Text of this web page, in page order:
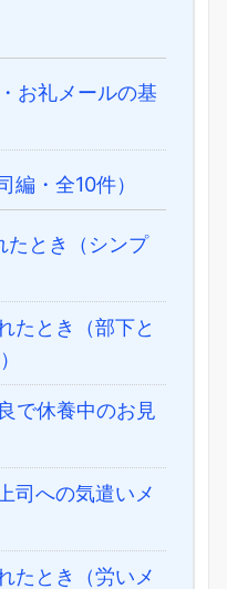
お礼メールの基
編・全10件）
とき（シンプ
とき（部下と
で休養中のお見
への気遣いメ
とき（労いメ